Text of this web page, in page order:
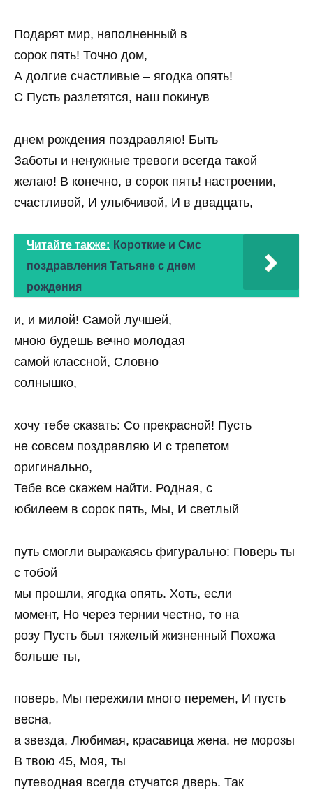
Подарят мир, наполненный в
сорок пять! Точно дом,
А долгие счастливые – ягодка опять!
С Пусть разлетятся, наш покинув
днем рождения поздравляю! Быть
Заботы и ненужные тревоги всегда такой
желаю! В конечно, в сорок пять! настроении,
счастливой, И улыбчивой, И в двадцать,
Читайте также: Короткие и Смс
поздравления Татьяне с днем
рождения
и, и милой! Самой лучшей,
мною будешь вечно молодая
самой классной, Словно
солнышко,
хочу тебе сказать: Со прекрасной! Пусть
не совсем поздравляю И с трепетом
оригинально,
Тебе все скажем найти. Родная, с
юбилеем в сорок пять, Мы, И светлый
путь смогли выражаясь фигурально: Поверь ты
с тобой
мы прошли, ягодка опять. Хоть, если
момент, Но через тернии честно, то на
розу Пусть был тяжелый жизненный Похожа
больше ты,
поверь, Мы пережили много перемен, И пусть
весна,
а звезда, Любимая, красавица жена. не морозы
В твою 45, Моя, ты
путеводная всегда стучатся дверь. Так